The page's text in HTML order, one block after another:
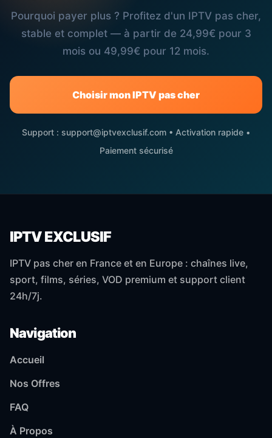
Pourquoi payer plus ? Profitez d'un IPTV pas cher,
stable et complet — à partir de 24,99€ pour 3
mois ou 49,99€ pour 12 mois.
Choisir mon IPTV pas cher
Support : support@iptvexclusif.com • Activation rapide •
Paiement sécurisé
IPTV EXCLUSIF
IPTV pas cher en France et en Europe : chaînes live,
sport, films, séries, VOD premium et support client
24h/7j.
Navigation
Accueil
Nos Offres
FAQ
À Propos